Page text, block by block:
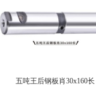
五吨王后钢板肖30x160长